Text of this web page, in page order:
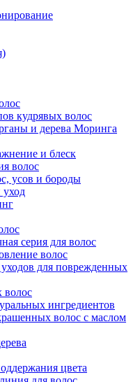
кудрявых волос
и дерева Моринга
и блеск
волос
усов и бороды
уход
серия для волос
волос
для поврежденных
волос
ингредиентов
волос с маслом
цвета